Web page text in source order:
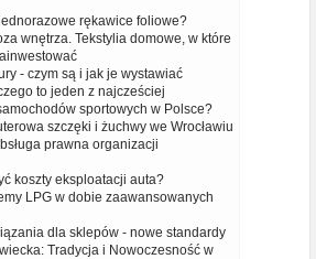
rękawice foliowe?
wnętrza. Tekstylia domowe, w które
- czym są i jak je wystawiać
to jeden z najcześciej
sportowych w Polsce?
szczęki i żuchwy we Wrocławiu
prawna organizacji
koszty eksploatacji auta?
LPG w dobie zaawansowanych
dla sklepów - nowe standardy
Tradycja i Nowoczesność w